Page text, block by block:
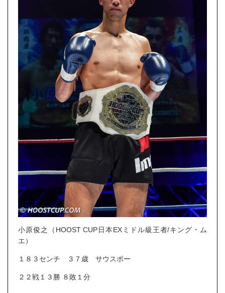
小原俊之（HOOST CUP日本EXミドル級王者/キング・ム
エ）
１８３センチ ３７歳 サウスポー
２２戦１３勝 ８敗１分